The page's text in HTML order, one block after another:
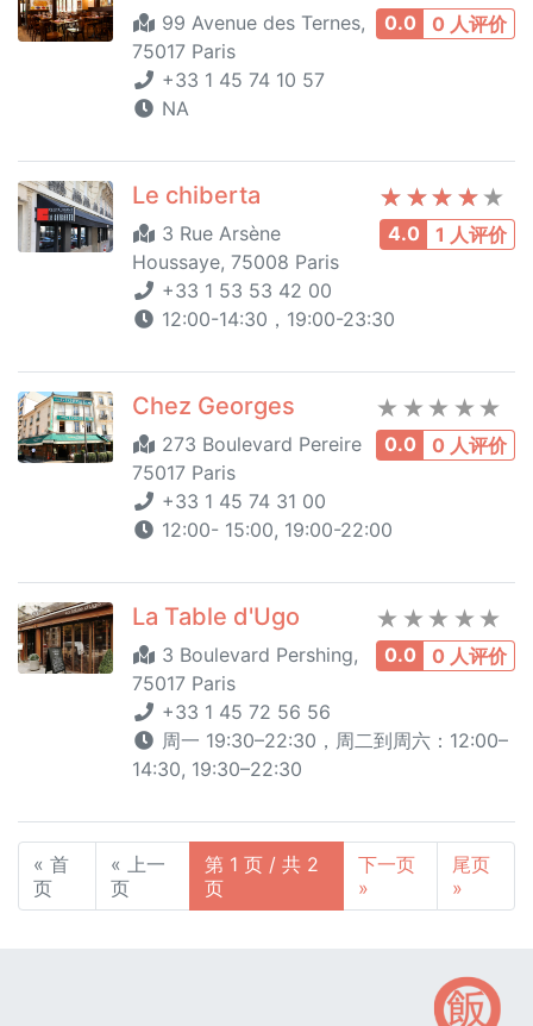
0.0 0 人评价
99 Avenue des Ternes,
75017 Paris
+33 1 45 74 10 57
NA
4.0 1 人评价
Le chiberta
3 Rue Arsène
Houssaye, 75008 Paris
+33 1 53 53 42 00
12:00-14:30，19:00-23:30
0.0 0 人评价
Chez Georges
273 Boulevard Pereire
75017 Paris
+33 1 45 74 31 00
12:00- 15:00, 19:00-22:00
0.0 0 人评价
La Table d'Ugo
3 Boulevard Pershing,
75017 Paris
+33 1 45 72 56 56
周一 19:30–22:30，周二到周六：12:00–
14:30, 19:30–22:30
« 首
页
« 上一
页
第 1 页 / 共 2
页
下一页
»
尾页
»